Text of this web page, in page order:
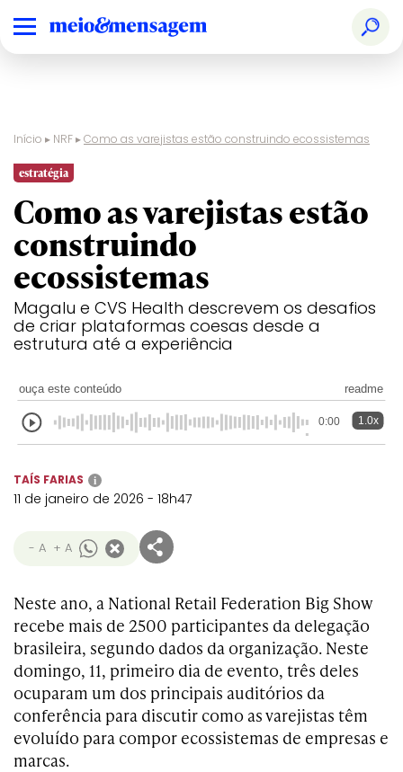
Início ▸ NRF▸Como as varejistas estão construindo ecossistemas
estratégia
Como as varejistas estão
construindo
ecossistemas
Magalu e CVS Health descrevem os desafios
de criar plataformas coesas desde a
estrutura até a experiência
ouça este conteúdo readme
0:00 1.0x
TAÍS FARIAS i
11 de janeiro de 2026 - 18h47
- A + A
Neste ano, a National Retail Federation Big Show
recebe mais de 2500 participantes da delegação
brasileira, segundo dados da organização. Neste
domingo, 11, primeiro dia de evento, três deles
ocuparam um dos principais auditórios da
conferência para discutir como as varejistas têm
evoluído para compor ecossistemas de empresas e
marcas.